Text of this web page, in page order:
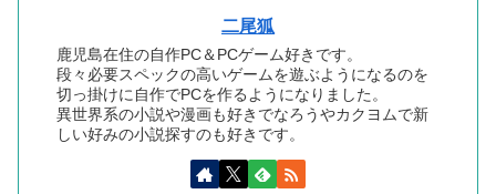
二尾狐
鹿児島在住の自作PC＆PCゲーム好きです。
段々必要スペックの高いゲームを遊ぶようになるのを
切っ掛けに自作でPCを作るようになりました。
異世界系の小説や漫画も好きでなろうやカクヨムで新
しい好みの小説探すのも好きです。